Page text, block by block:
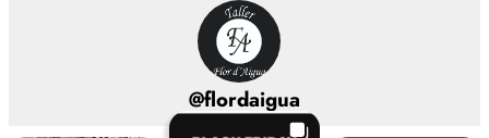
@flordaigua